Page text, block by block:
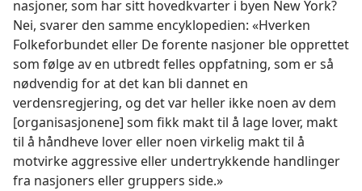
nasjoner, som har sitt hovedkvarter i byen New York?
Nei, svarer den samme encyklopedien: «Hverken
Folkeforbundet eller De forente nasjoner ble opprettet
som følge av en utbredt felles oppfatning, som er så
nødvendig for at det kan bli dannet en
verdensregjering, og det var heller ikke noen av dem
[organisasjonene] som fikk makt til å lage lover, makt
til å håndheve lover eller noen virkelig makt til å
motvirke aggressive eller undertrykkende handlinger
fra nasjoners eller gruppers side.»